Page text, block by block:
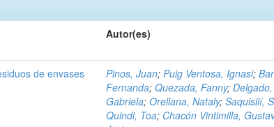
Autor(es)
de envases
Pinos, Juan;Puig Ventosa, Ignasi;
Fernanda;Quezada, Fanny;Delgado,
Gabriela;Orellana, Nataly;Saquisilí,
Quindi, Toa; Chacón Vintimilla,